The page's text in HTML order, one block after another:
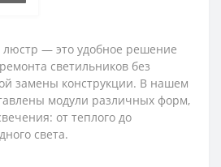
— это удобное решение
светильников без
замены конструкции. В нашем
модули различных форм,
от теплого до
света.